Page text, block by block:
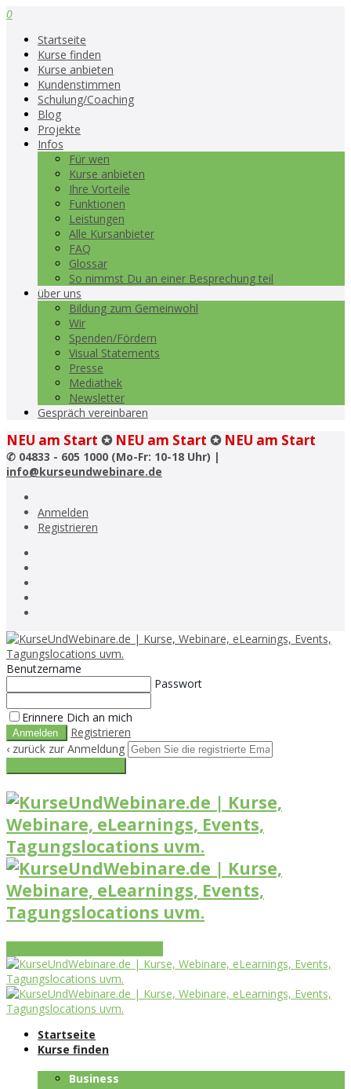
0
Startseite
Kurse finden
Kurse anbieten
Kundenstimmen
Schulung/Coaching
Blog
Projekte
Infos
Für wen
Kurse anbieten
Ihre Vorteile
Funktionen
Leistungen
Alle Kursanbieter
FAQ
Glossar
So nimmst Du an einer Besprechung teil
über uns
Bildung zum Gemeinwohl
Wir
Spenden/Fördern
Visual Statements
Presse
Mediathek
Newsletter
Gespräch vereinbaren
NEU am Start ✪ NEU am Start ✪ NEU am Start
✆ 04833 - 605 1000 (Mo-Fr: 10-18 Uhr) |
info@kurseundwebinare.de
Anmelden
Registrieren
Benutzername
Passwort
Erinnere Dich an mich
Registrieren
‹ zurück zur Anmeldung
Startseite
Kurse finden
Business